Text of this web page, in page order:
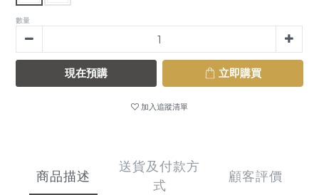
數量
現在預購 立即購買
加入追蹤清單
商品描述
送貨及付款方
式
顧客評價